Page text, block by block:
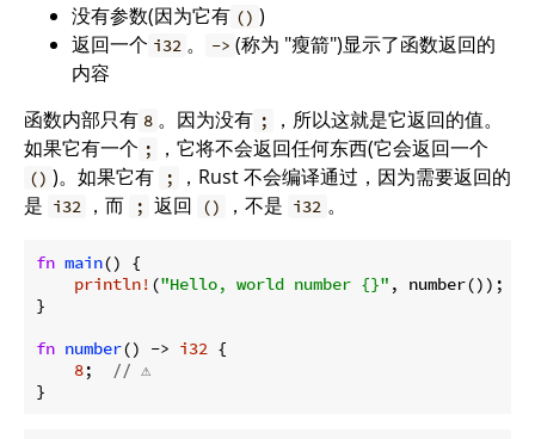
没有参数(因为它有 () )
返回一个 i32 。 -> (称为 "瘦箭")显示了函数返回的
内容
函数内部只有 8 。因为没有 ;
，所以这就是它返回的值。
如果它有一个 ; ，它将不会返回任何东西(它会返回一个
() )。如果它有 ;
，Rust 不会编译通过，因为需要返回的
是 i32 ，而 ; 返回 () ，不是 i32 。
fn main() {
println! ("Hello, world number {}" , number());
}
fn number() -> i32 {
8;
// ⚠️
}